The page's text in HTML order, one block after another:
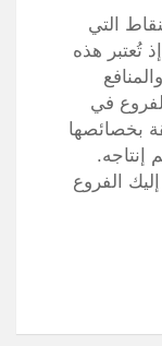
التي
تُعتبر هذه
في
بخصائصها
إنتاجه.
الفروع